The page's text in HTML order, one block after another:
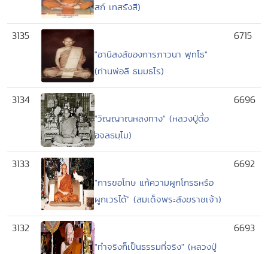
สก์ เทสรังสี)
3135
"อานิสงส์ของการภาวนา พุทโธ"
(ท่านพ่อลี ธมฺมธโร)
6715
3134
"วิญญาณหลงทาง" (หลวงปู่ตื้อ
อจลธมฺโม)
6696
3133
"การขอโทษ แก้ความผูกโกรธหรือ
ผูกเวรได้" (สมเด็จพระสังฆราชเจ้า)
6692
3132
"ทำจริงก็เป็นธรรมที่จริง" (หลวงปู่
6693